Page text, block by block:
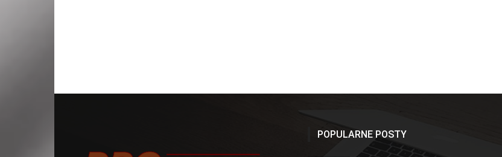
POPULARNE POSTY